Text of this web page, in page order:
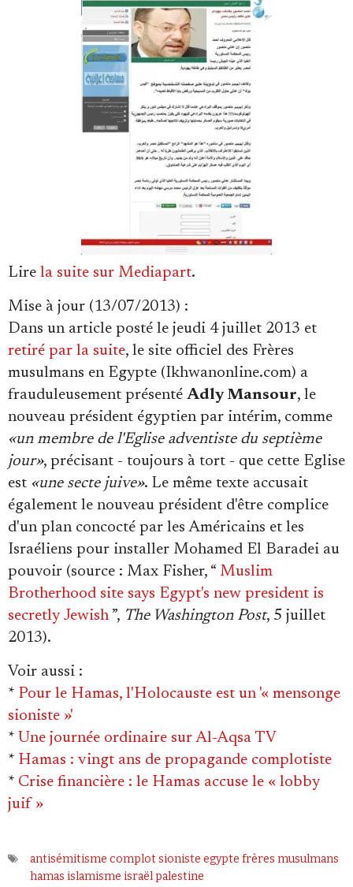
Lire la suite sur Mediapart.
Mise à jour (13/07/2013) :
Dans un article posté le jeudi 4 juillet 2013 et
retiré par la suite, le site officiel des Frères
musulmans en Egypte (Ikhwanonline.com) a
frauduleusement présenté Adly Mansour, le
nouveau président égyptien par intérim, comme
«un membre de l'Eglise adventiste du septième
jour», précisant - toujours à tort - que cette Eglise
est «une secte juive». Le même texte accusait
également le nouveau président d'être complice
d'un plan concocté par les Américains et les
Israéliens pour installer Mohamed El Baradei au
pouvoir (source : Max Fisher, “ Muslim
Brotherhood site says Egypt's new president is
secretly Jewish”, The Washington Post, 5 juillet
2013).
Voir aussi :
* Pour le Hamas, l'Holocauste est un '« mensonge
sioniste »'
* Une journée ordinaire sur Al-Aqsa TV
* Hamas : vingt ans de propagande complotiste
* Crise financière : le Hamas accuse le « lobby
juif »
antisémitisme complot sioniste egypte frères musulmans
hamas islamisme israëlpalestine